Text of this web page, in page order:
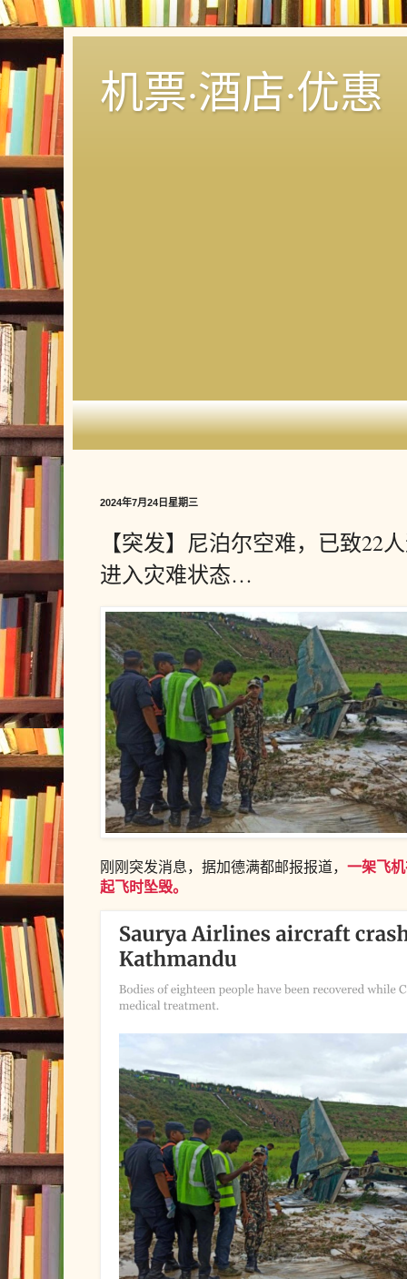
机票·酒店·优惠
2024年7月24日星期三
【突发】尼泊尔空难，已致22
进入灾难状态…
刚刚突发消息，据加德满都邮报报道， 一架飞
起飞时坠毁。